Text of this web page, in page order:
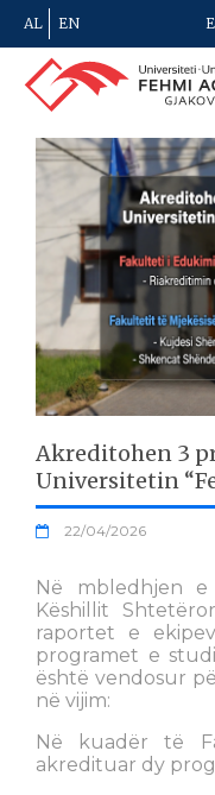
AL EN
Akreditohen 3
Universitetin
22/04/2026
Në mbledhjen
Këshillit
raportet e
programet e
është vendosur
në vijim:
Në kuadër të
akredituar dy